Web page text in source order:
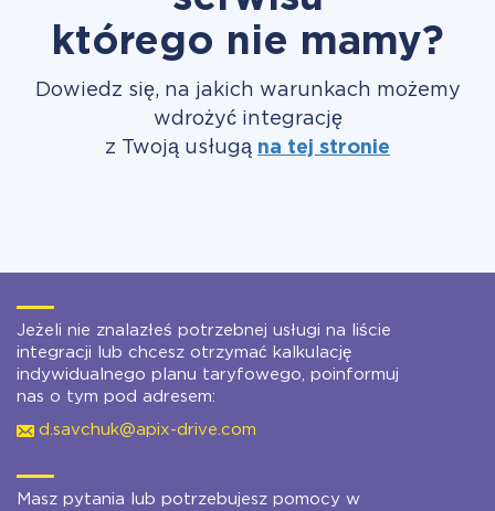
którego nie mamy?
Dowiedz się, na jakich warunkach możemy
wdrożyć integrację
z Twoją usługą na tej stronie
Jeżeli nie znalazłeś potrzebnej usługi na liście
integracji lub chcesz otrzymać kalkulację
indywidualnego planu taryfowego, poinformuj
nas o tym pod adresem:
d.savchuk@apix-drive.com
Masz pytania lub potrzebujesz pomocy w